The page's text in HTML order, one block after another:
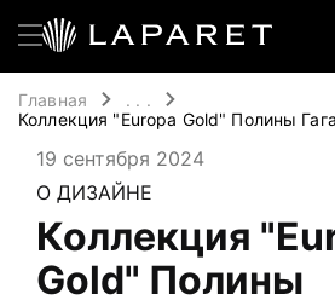
Главная
. . .
Коллекция "Europa Gold" Полины
19 сентября 2024
О ДИЗАЙНЕ
Коллекция
Gold" Полины